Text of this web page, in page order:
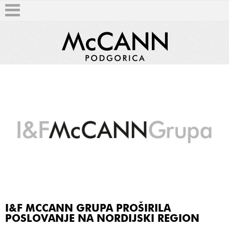
I&F MCCANN GRUPA PROŠIRILA
POSLOVANJE NA NORDIJSKI REGION